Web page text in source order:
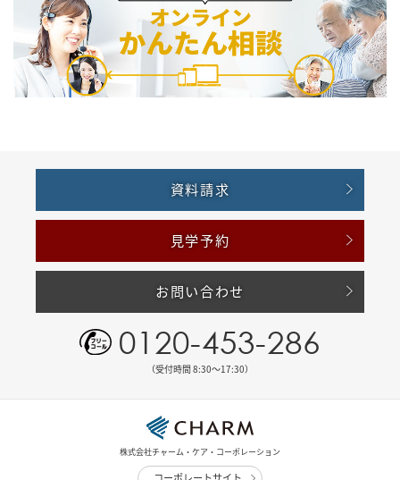
資料請求
見学予約
お問い合わせ
0120-453-286
（受付時間 8:30〜17:30）
株式会社チャーム・ケア・コーポレーション